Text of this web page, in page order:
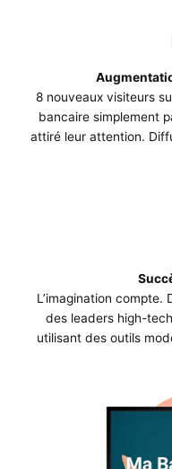
8 nouveaux visiteurs
bancaire simplement
attiré leur attention.
L’imagination compte.
des leaders high-
utilisant des outils